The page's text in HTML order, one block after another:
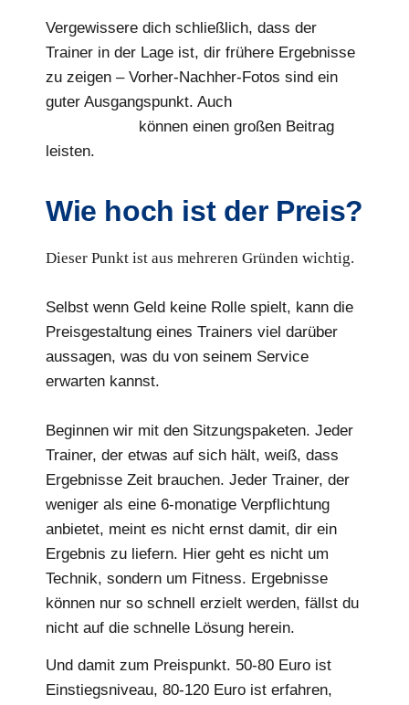
Vergewissere dich schließlich, dass der
Trainer in der Lage ist, dir frühere Ergebnisse
zu zeigen – Vorher-Nachher-Fotos sind ein
guter Ausgangspunkt. Auch
können einen großen Beitrag
leisten.
Wie hoch ist der Preis?
Dieser Punkt ist aus mehreren Gründen wichtig.
Selbst wenn Geld keine Rolle spielt, kann die
Preisgestaltung eines Trainers viel darüber
aussagen, was du von seinem Service
erwarten kannst.
Beginnen wir mit den Sitzungspaketen. Jeder
Trainer, der etwas auf sich hält, weiß, dass
Ergebnisse Zeit brauchen. Jeder Trainer, der
weniger als eine 6-monatige Verpflichtung
anbietet, meint es nicht ernst damit, dir ein
Ergebnis zu liefern. Hier geht es nicht um
Technik, sondern um Fitness. Ergebnisse
können nur so schnell erzielt werden, fällst du
nicht auf die schnelle Lösung herein.
Und damit zum Preispunkt. 50-80 Euro ist
Einstiegsniveau, 80-120 Euro ist erfahren,